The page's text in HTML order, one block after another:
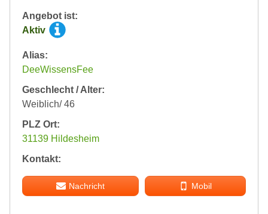
Angebot ist:
Aktiv
Alias:
DeeWissensFee
Geschlecht / Alter:
Weiblich/ 46
PLZ Ort:
31139 Hildesheim
Kontakt:
Nachricht Mobil